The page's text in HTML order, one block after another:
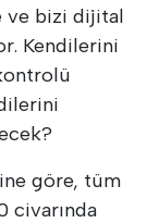
ve bizi dijital
Kendilerini
göre, tüm
civarında